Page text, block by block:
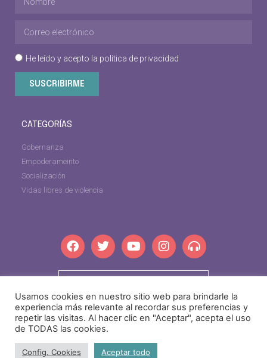
CATEGORÍAS
Gobernanza
Empoderameinto
Socialización
Vidas libres de violencia
He leído y acepto la política de privacidad
SUSCRIBIRME
igualdadprovincial@dipgra.es·Tel: +34 958 24 71 80
Usamos cookies en nuestro sitio web para brindarle la
experiencia más relevante al recordar sus preferencias y
repetir las visitas. Al hacer clic en "Aceptar", acepta el uso
de TODAS las cookies.
Config. Cookies Aceptar todo